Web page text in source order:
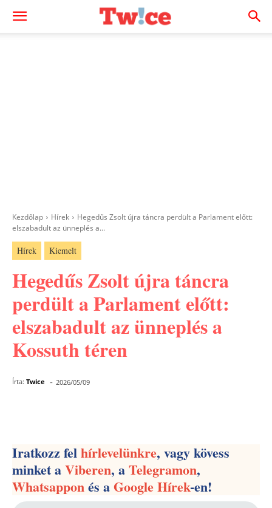
Kezdőlap Hírek
Hegedűs Zsolt újra táncra perdült a Parlament előtt:
elszabadult az ünneplés a...
Hírek Kiemelt
Hegedűs Zsolt újra táncra
perdült a Parlament előtt:
elszabadult az ünneplés a
Kossuth téren
Írta: Twice - 2026/05/09
Iratkozz felhírlevelünkre, vagy kövess
minket aViberen, aTelegramon,
Whatsapponés aGoogle Hírek-en!